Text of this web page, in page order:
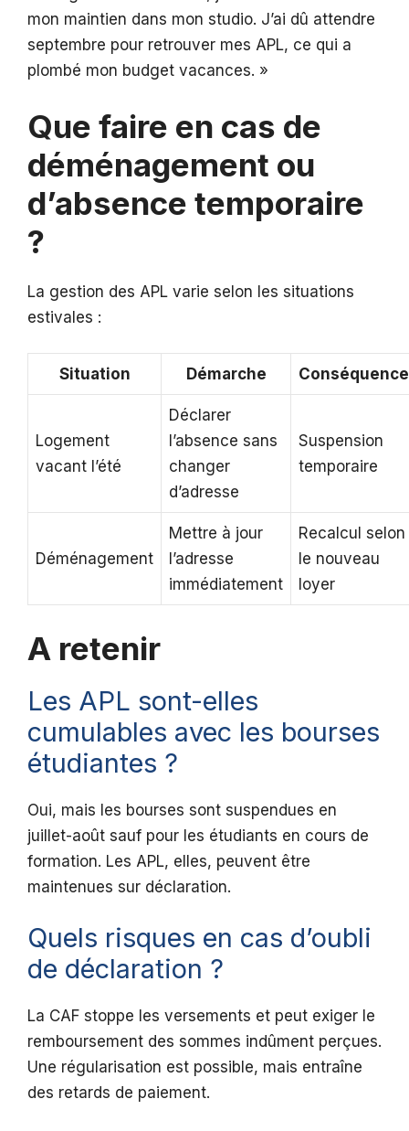
mon maintien dans mon studio. J’ai dû attendre
septembre pour retrouver mes APL, ce qui a
plombé mon budget vacances. »
Que faire en cas de
déménagement ou
d’absence temporaire
?
La gestion des APL varie selon les situations
estivales :
Situation Démarche Conséquence
Logement
vacant l’été
Déclarer
l’absence sans
changer
d’adresse
Suspension
temporaire
Déménagement
Mettre à jour
l’adresse
immédiatement
Recalcul selon
le nouveau
loyer
A retenir
Les APL sont-elles
cumulables avec les bourses
étudiantes ?
Oui, mais les bourses sont suspendues en
juillet-août sauf pour les étudiants en cours de
formation. Les APL, elles, peuvent être
maintenues sur déclaration.
Quels risques en cas d’oubli
de déclaration ?
La CAF stoppe les versements et peut exiger le
remboursement des sommes indûment perçues.
Une régularisation est possible, mais entraîne
des retards de paiement.